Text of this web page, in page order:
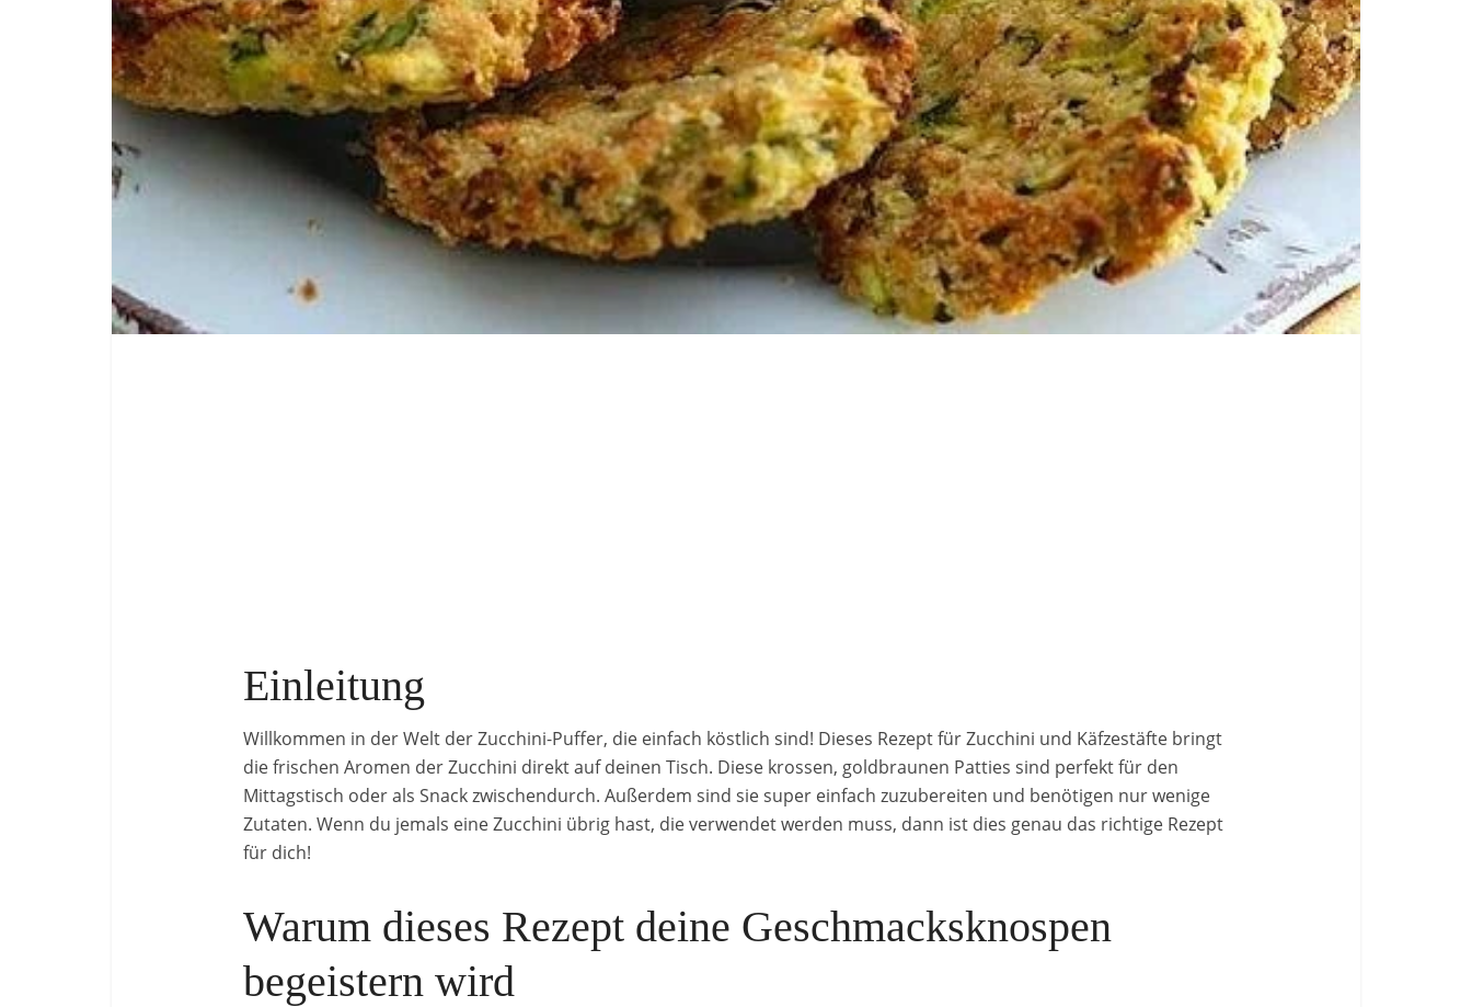
Einleitung
Willkommen in der Welt der Zucchini-Puffer, die einfach köstlich sind! Dieses Rezept für Zucchini und Käfzestäfte bringt
die frischen Aromen der Zucchini direkt auf deinen Tisch. Diese krossen, goldbraunen Patties sind perfekt für den
Mittagstisch oder als Snack zwischendurch. Außerdem sind sie super einfach zuzubereiten und benötigen nur wenige
Zutaten. Wenn du jemals eine Zucchini übrig hast, die verwendet werden muss, dann ist dies genau das richtige Rezept
für dich!
Warum dieses Rezept deine Geschmacksknospen
begeistern wird